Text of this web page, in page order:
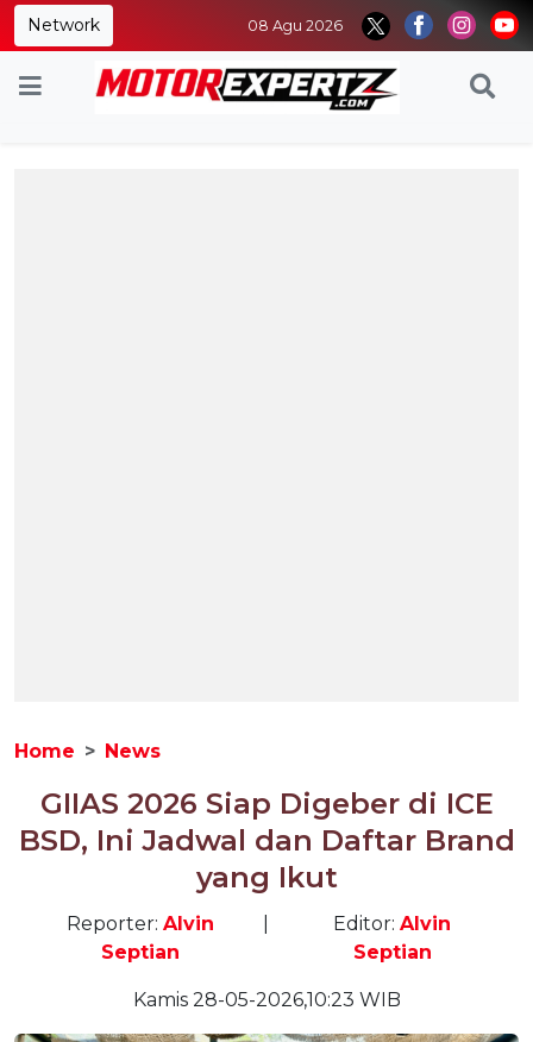
Network 08 Agu 2026
Home News
GIIAS 2026 Siap Digeber di ICE
BSD, Ini Jadwal dan Daftar Brand
yang Ikut
Reporter: Alvin
Septian
Editor:Alvin
Septian
Kamis 28-05-2026,10:23 WIB